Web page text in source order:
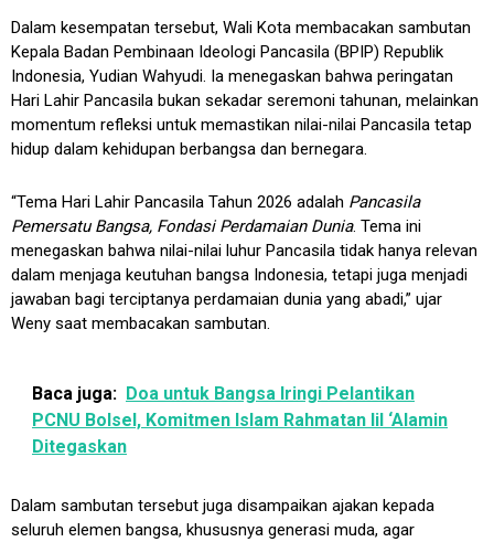
Dalam kesempatan tersebut, Wali Kota membacakan sambutan
Kepala Badan Pembinaan Ideologi Pancasila (BPIP) Republik
Indonesia, Yudian Wahyudi. Ia menegaskan bahwa peringatan
Hari Lahir Pancasila bukan sekadar seremoni tahunan, melainkan
momentum refleksi untuk memastikan nilai-nilai Pancasila tetap
hidup dalam kehidupan berbangsa dan bernegara.
“Tema Hari Lahir Pancasila Tahun 2026 adalah Pancasila
Pemersatu Bangsa, Fondasi Perdamaian Dunia. Tema ini
menegaskan bahwa nilai-nilai luhur Pancasila tidak hanya relevan
dalam menjaga keutuhan bangsa Indonesia, tetapi juga menjadi
jawaban bagi terciptanya perdamaian dunia yang abadi,” ujar
Weny saat membacakan sambutan.
Baca juga: Doa untuk Bangsa Iringi Pelantikan
PCNU Bolsel, Komitmen Islam Rahmatan lil ‘Alamin
Ditegaskan
Dalam sambutan tersebut juga disampaikan ajakan kepada
seluruh elemen bangsa, khususnya generasi muda, agar